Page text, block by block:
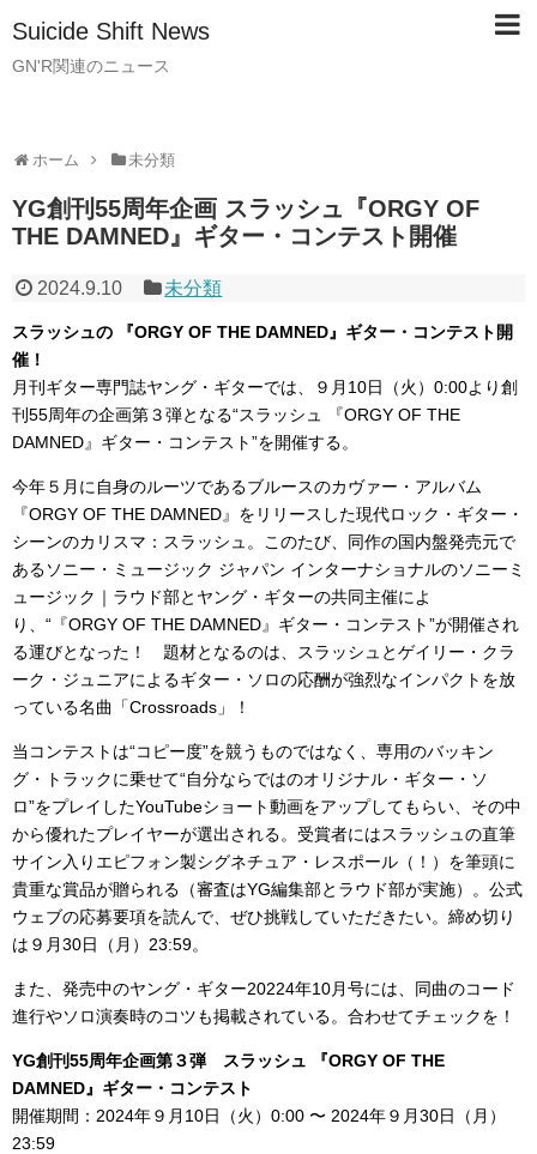
Suicide Shift News
GN'R関連のニュース
ホーム 未分類
YG創刊55周年企画 スラッシュ『ORGY OF
THE DAMNED』ギター・コンテスト開催
2024.9.10 未分類
スラッシュの 『ORGY OF THE DAMNED』ギター・コンテスト開
催！
月刊ギター専門誌ヤング・ギターでは、９月10日（火）0:00より創
刊55周年の企画第３弾となる“スラッシュ 『ORGY OF THE
DAMNED』ギター・コンテスト”を開催する。
今年５月に自身のルーツであるブルースのカヴァー・アルバム
『ORGY OF THE DAMNED』をリリースした現代ロック・ギター・
シーンのカリスマ：スラッシュ。このたび、同作の国内盤発売元で
あるソニー・ミュージック ジャパン インターナショナルのソニーミ
ュージック｜ラウド部とヤング・ギターの共同主催によ
り、“『ORGY OF THE DAMNED』ギター・コンテスト”が開催され
る運びとなった！ 題材となるのは、スラッシュとゲイリー・クラ
ーク・ジュニアによるギター・ソロの応酬が強烈なインパクトを放
っている名曲「Crossroads」！
当コンテストは“コピー度”を競うものではなく、専用のバッキン
グ・トラックに乗せて“自分ならではのオリジナル・ギター・ソ
ロ”をプレイしたYouTubeショート動画をアップしてもらい、その中
から優れたプレイヤーが選出される。受賞者にはスラッシュの直筆
サイン入りエピフォン製シグネチュア・レスポール（！）を筆頭に
貴重な賞品が贈られる（審査はYG編集部とラウド部が実施）。公式
ウェブの応募要項を読んで、ぜひ挑戦していただきたい。締め切り
は９月30日（月）23:59。
また、発売中のヤング・ギター20224年10月号には、同曲のコード
進行やソロ演奏時のコツも掲載されている。合わせてチェックを！
YG創刊55周年企画第３弾 スラッシュ 『ORGY OF THE
DAMNED』ギター・コンテスト
開催期間：2024年９月10日（火）0:00 〜 2024年９月30日（月）
23:59